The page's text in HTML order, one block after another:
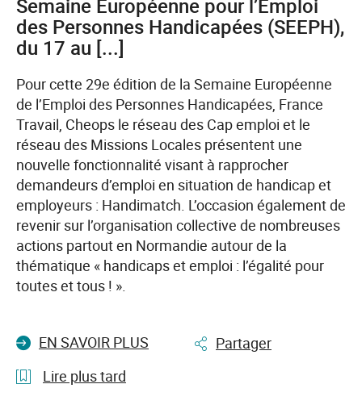
ses
nouveaux
dispositifs
d’accompagnement
des
futurs
entrepreneurs
à
l’occasion
de
sa
8e
semaine
de
et
la
Semaine Européenne pour l’Emploi
des Personnes Handicapées (SEEPH),
du 17 au [...]
Pour cette 29e édition de la Semaine Européenne
de l’Emploi des Personnes Handicapées, France
Travail, Cheops le réseau des Cap emploi et le
réseau des Missions Locales présentent une
nouvelle fonctionnalité visant à rapprocher
demandeurs d’emploi en situation de handicap et
employeurs : Handimatch. L’occasion également de
revenir sur l’organisation collective de nombreuses
actions partout en Normandie autour de la
thématique « handicaps et emploi : l’égalité pour
toutes et tous ! ».
EN SAVOIR PLUS
Partager
Lire plus tard